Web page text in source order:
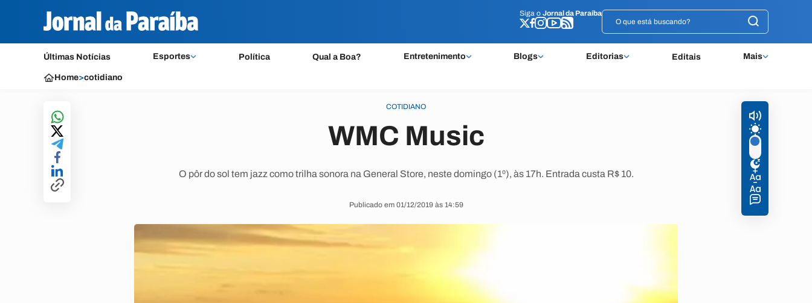
Siga o Jornal da Paraíba
Últimas Notícias Esportes Política Qual a Boa? Entretenimento Blogs Editorias Editais Mais
Siga o Jornal da Paraíba
Home>cotidiano
COTIDIANO
WMC Music
O pôr do sol tem jazz como trilha sonora na General Store, neste domingo (1º), às 17h. Entrada custa R$ 10.
Publicado em 01/12/2019 às 14:59